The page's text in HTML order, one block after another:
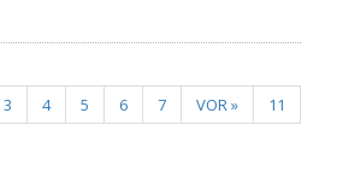
3 4 5 6 7 VOR » 11